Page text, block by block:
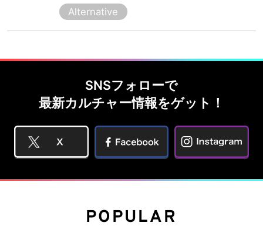
Alternative
SNSフォローで
最新カルチャー情報をゲット！
POPULAR